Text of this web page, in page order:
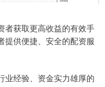
者获取更高收益的有效手
提供便捷、安全的配资服
业经验、资金实力雄厚的